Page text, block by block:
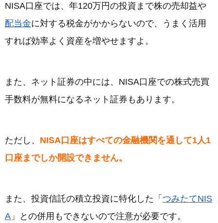
NISA口座では、年120万円の投資まで株の売却益や
配当金に対する税金がかからないので、うまく活用
すれば効率よく資産を増やせますよ。
また、ネット証券の中には、NISA口座での株式売買
手数料が無料になるネット証券もあります。
ただし、 NISA口座はすべての金融機関を通して1人1
口座までしか開設できません。
また、投資信託の積立投資に特化した「 つみたてNIS
A 」との併用もできないので注意が必要です。